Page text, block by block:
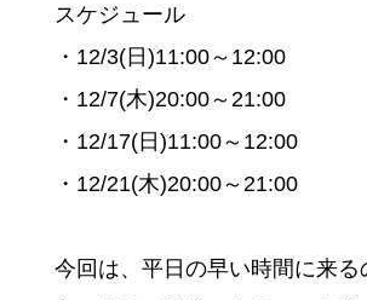
スケジュール
・12/3(日)11:00～12:00
・12/7(木)20:00～21:00
・12/17(日)11:00～12:00
・12/21(木)20:00～21:00
今回は、平日の早い時間に来る